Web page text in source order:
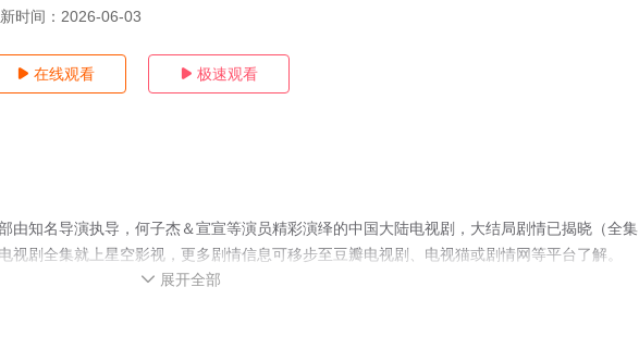
时间： 2026-06-03
 在线观看  极速观看
由知名导演执导，何子杰＆宣宣等演员精彩演绎的中国大陆电视剧，大结局剧情已揭晓（全集
视剧全集就上星空影视，更多剧情信息可移步至豆瓣电视剧、电视猫或剧情网等平台了解。
 展开全部